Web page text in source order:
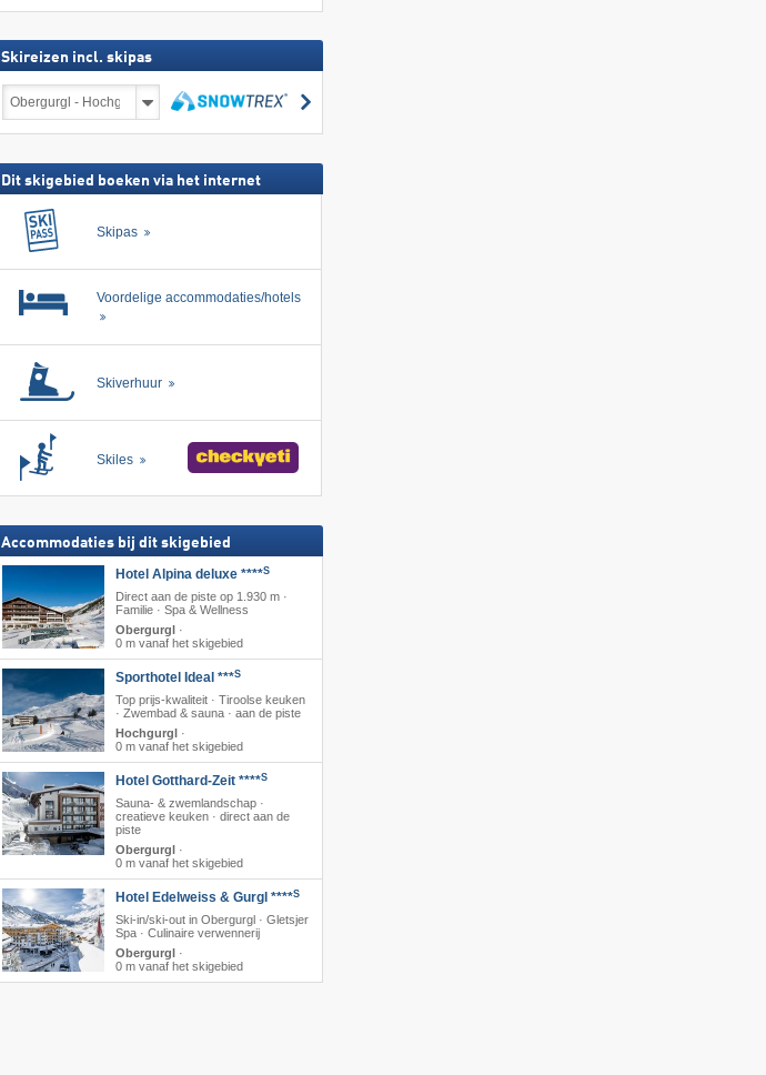
Skireizen incl. skipas
incl.
zoeken
Dit skigebied boeken via het internet
Skipas
Voordelige accommodaties/hotels
Skiverhuur
Skiles
Accommodaties bij dit skigebied
Hotel Alpina deluxe ****S
Direct aan de piste op 1.930 m ·
Familie · Spa & Wellness
Obergurgl
·
0 m vanaf het skigebied
Sporthotel Ideal ***S
Top prijs-kwaliteit · Tiroolse keuken
· Zwembad & sauna · aan de piste
Hochgurgl
·
0 m vanaf het skigebied
Hotel Gotthard-Zeit ****S
Sauna- & zwemlandschap ·
creatieve keuken · direct aan de
piste
Obergurgl
·
0 m vanaf het skigebied
Hotel Edelweiss & Gurgl ****S
Ski-in/ski-out in Obergurgl · Gletsjer
Spa · Culinaire verwennerij
Obergurgl
·
0 m vanaf het skigebied